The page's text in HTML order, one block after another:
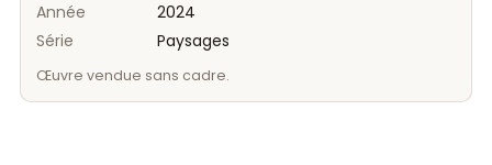
Année
2024
Série
Paysages
Œuvre vendue sans cadre.